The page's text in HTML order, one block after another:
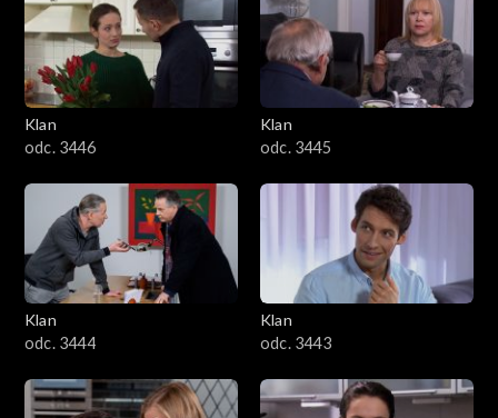
Klan
odc. 3446
Klan
odc. 3445
Klan
odc. 3444
Klan
odc. 3443